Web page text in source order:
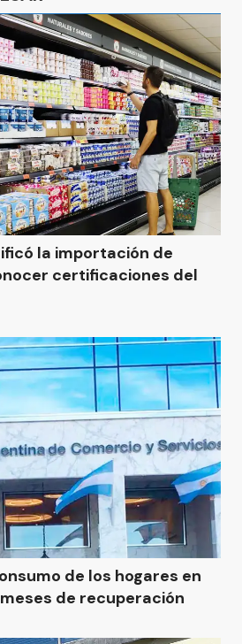
la importación de
certificaciones del
de los hogares en
de recuperación